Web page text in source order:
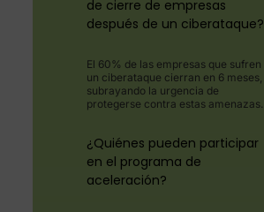
de cierre de empresas
después de un ciberataque?
El 60% de las empresas que sufren
un ciberataque cierran en 6 meses,
subrayando la urgencia de
protegerse contra estas amenazas.
¿Quiénes pueden participar
en el programa de
aceleración?